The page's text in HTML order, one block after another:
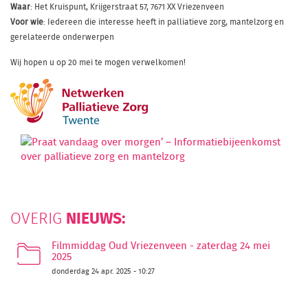
Waar: Het Kruispunt, Krijgerstraat 57, 7671 XX Vriezenveen
Voor wie: Iedereen die interesse heeft in palliatieve zorg, mantelzorg en
gerelateerde onderwerpen
Wij hopen u op 20 mei te mogen verwelkomen!
OVERIG NIEUWS:
Filmmiddag Oud Vriezenveen - zaterdag 24 mei
2025
donderdag 24 apr. 2025 - 10:27